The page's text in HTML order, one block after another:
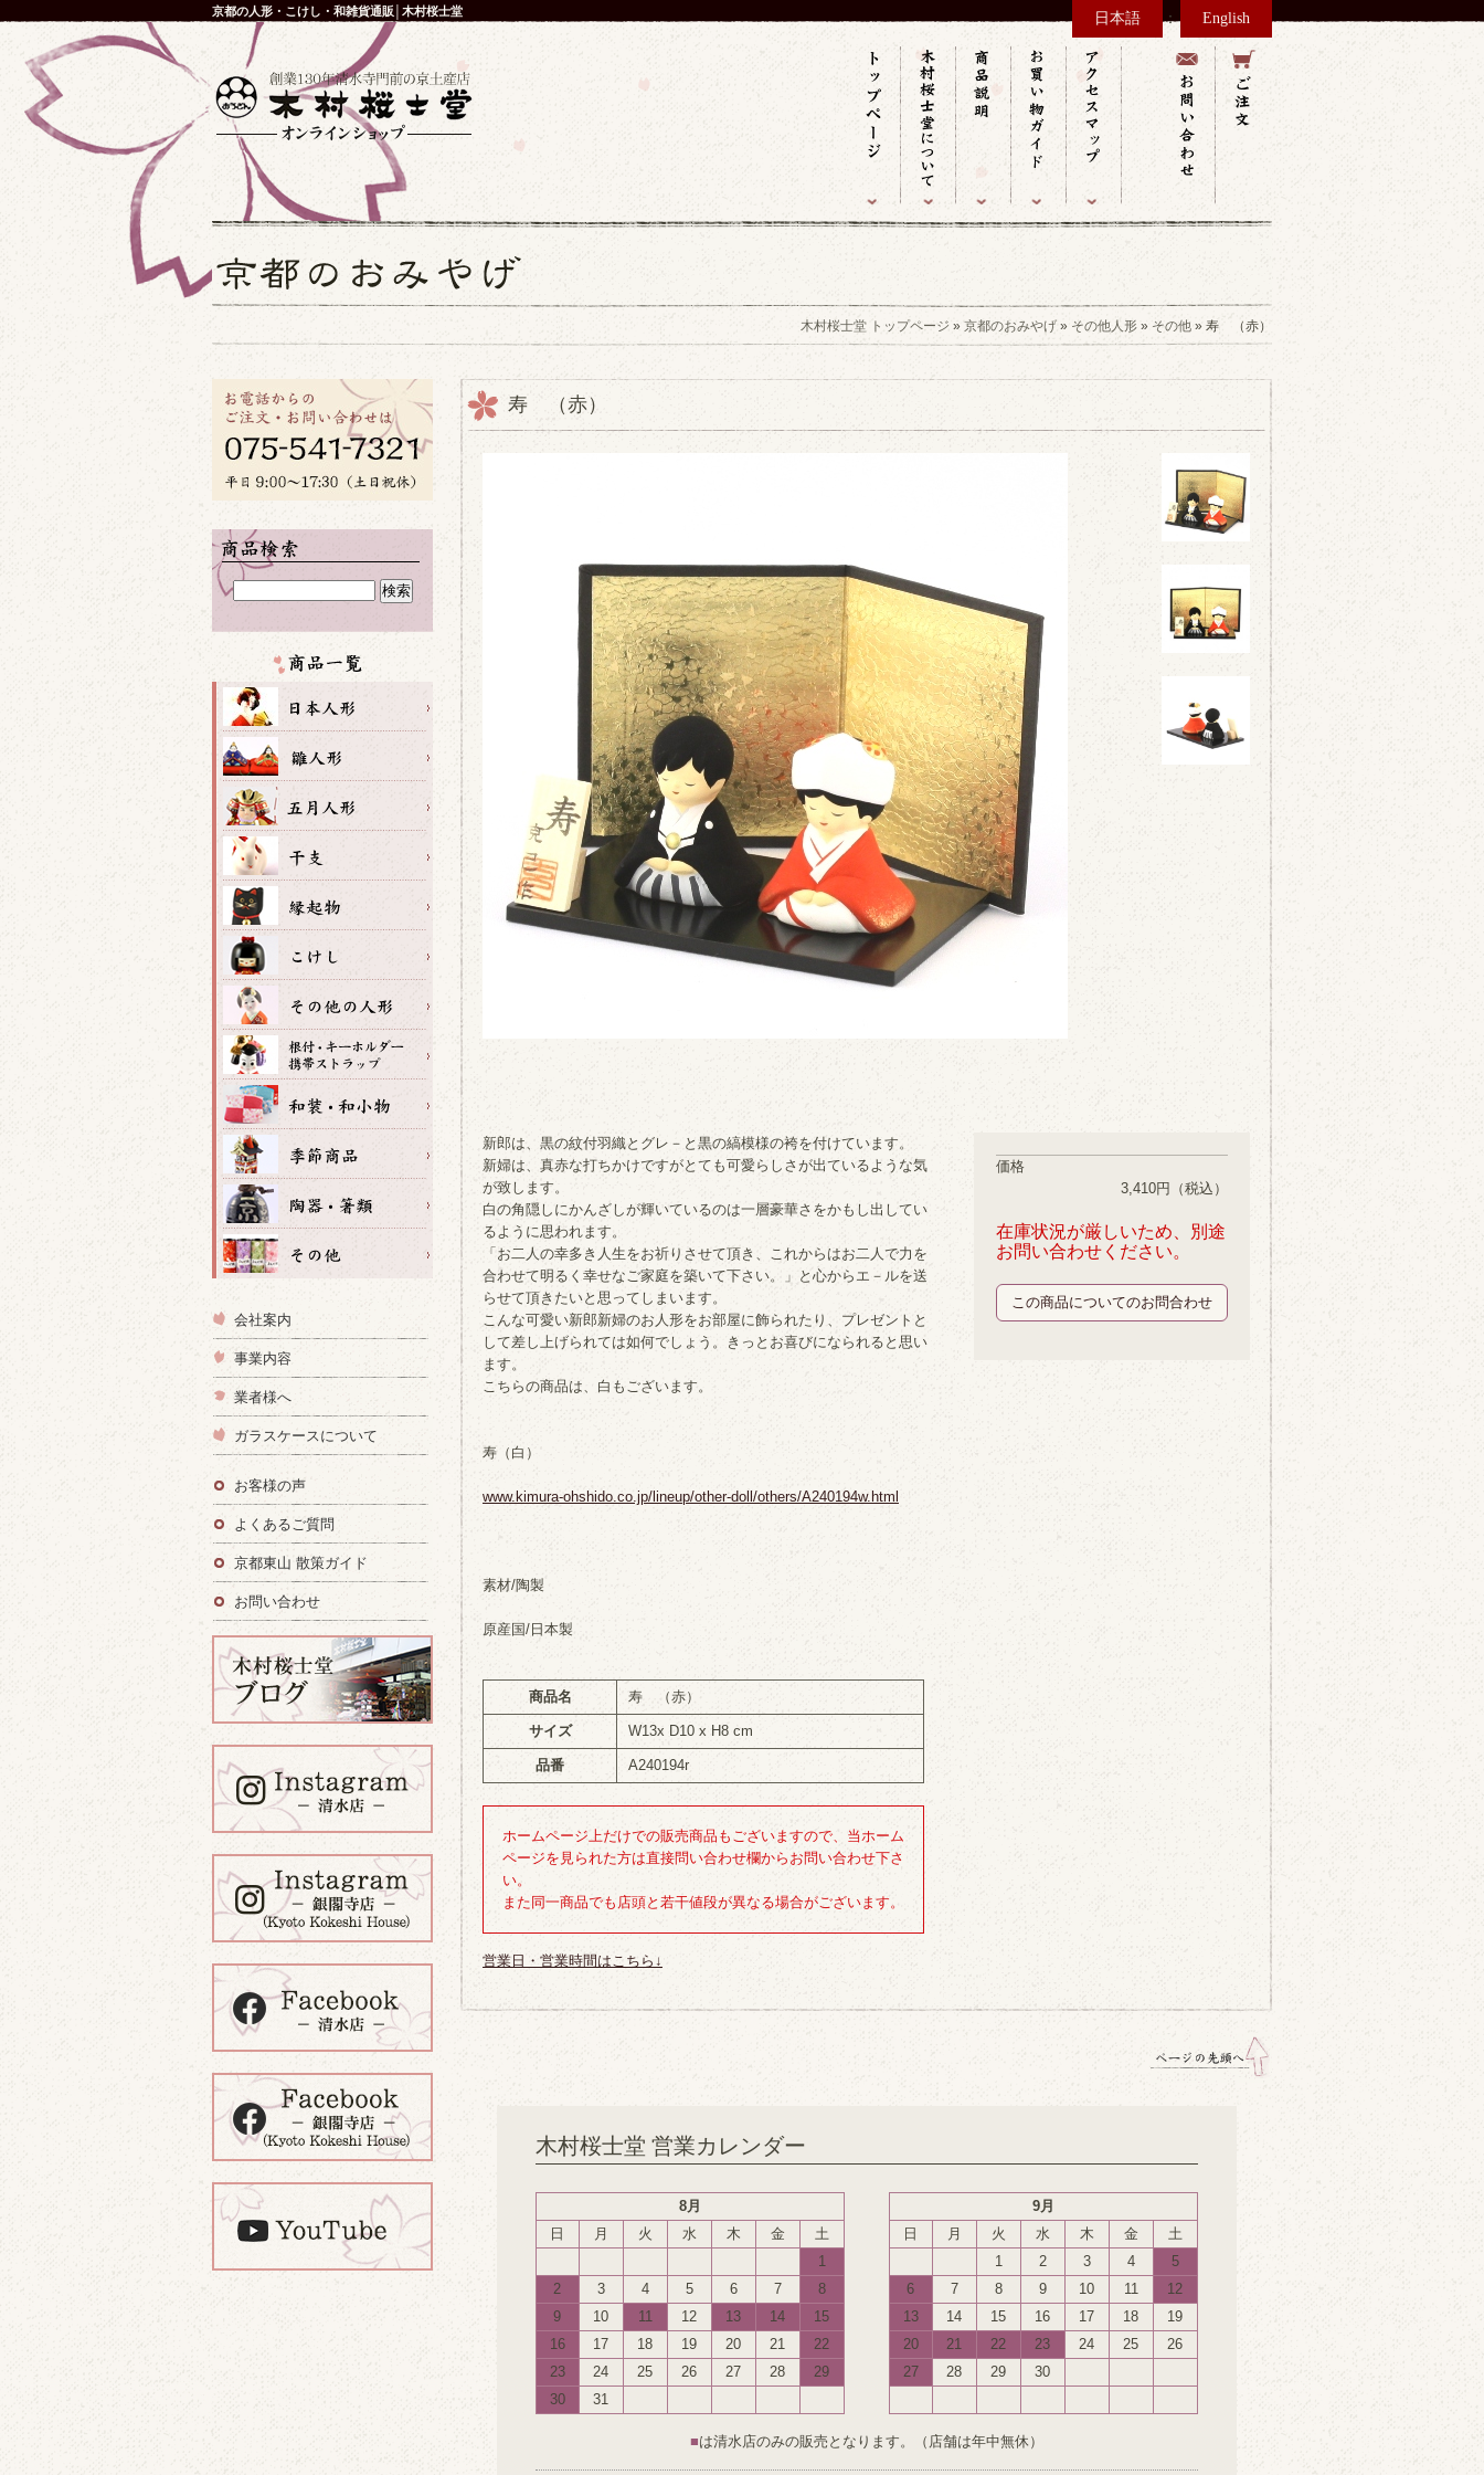
京都の人形・こけし・和雑貨通販│木村桜士堂 日本語 ： English
木村桜士堂 トップページ » 京都のおみやげ » その他人形 » その他 » 寿 （赤）
寿 （赤）
新郎は、黒の紋付羽織とグレ－と黒の縞模様の袴を付けています。
新婦は、真赤な打ちかけですがとても可愛らしさが出ているような気
が致します。
白の角隠しにかんざしが輝いているのは一層豪華さをかもし出してい
るように思われます。
「お二人の幸多き人生をお祈りさせて頂き、これからはお二人で力を
合わせて明るく幸せなご家庭を築いて下さい。」と心からエ－ルを送
らせて頂きたいと思ってしまいます。
こんな可愛い新郎新婦のお人形をお部屋に飾られたり、プレゼントと
して差し上げられては如何でしょう。きっとお喜びになられると思い
ます。
こちらの商品は、白もございます。
寿（白）
www.kimura-ohshido.co.jp/lineup/other-doll/others/A240194w.html
素材/陶製
原産国/日本製
商品名 寿 （赤）
サイズ W13x D10 x H8 cm
品番 A240194r
ホームページ上だけでの販売商品もございますので、当ホーム
ページを見られた方は直接問い合わせ欄からお問い合わせ下さ
い。
また同一商品でも店頭と若干値段が異なる場合がございます。
営業日・営業時間はこちら↓
価格
3,410円
（税込）
在庫状況が厳しいため、別途
お問い合わせください。
この商品についてのお問合わせ
木村桜士堂 営業カレンダー
8月
日
月 火 水 木 金
土
1
2
3 4 5 6 7
8
9
10 11 12 13 14
15
16
17 18 19 20 21
22
23
24 25 26 27 28
29
30
31
9月
日
月 火 水 木 金
土
1
2 3 4
5
6
7 8 9 10 11
12
13
14 15 16 17 18
19
20
21 22 23 24 25
26
27
28 29 30
■は清水店のみの販売となります。（店舗は年中無休）
会社案内
事業内容
業者様へ
ガラスケースについて
お客様の声
よくあるご質問
京都東山 散策ガイド
お問い合わせ